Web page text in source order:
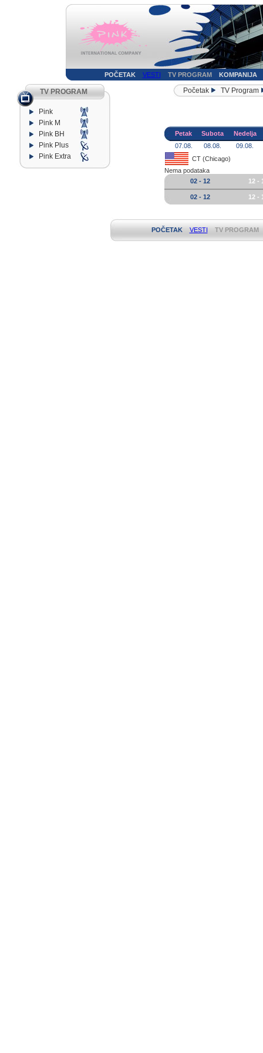
POČETAK VESTI TV PROGRAM KOMPANIJA
TV PROGRAM
Pink
Pink M
Pink BH
Pink Plus
Pink Extra
Početak TV Program
Petak Subota
Nedelja
07.08.
08.08.
09.08.
CT (Chicago)
Nema podataka
02 - 12
12 -
02 - 12 12 -
POČETAK VESTI TV PROGRAM